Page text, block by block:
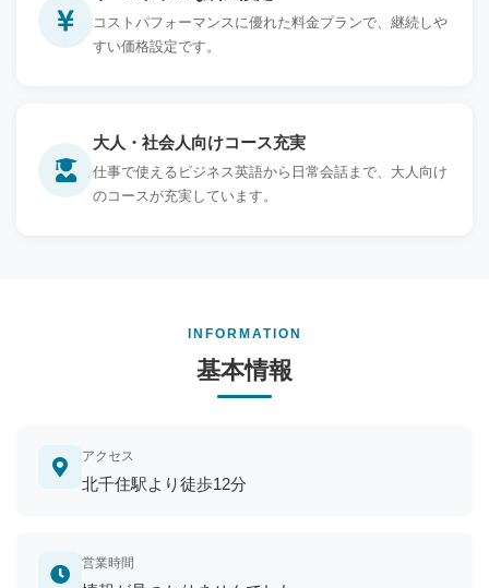
コストパフォーマンスに優れた料金プランで、継続しや
すい価格設定です。
大人・社会人向けコース充実
仕事で使えるビジネス英語から日常会話まで、大人向け
のコースが充実しています。
INFORMATION
基本情報
アクセス
北千住駅より徒歩12分
営業時間